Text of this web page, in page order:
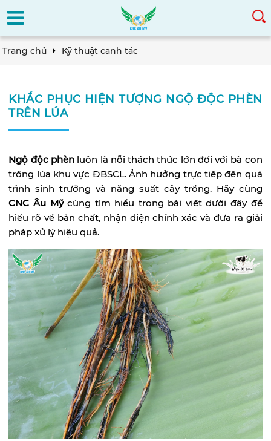
Trang chủ Kỹ thuật canh tác
KHẮC PHỤC HIỆN TƯỢNG NGỘ ĐỘC PHÈN
TRÊN LÚA
Ngộ độc phèn luôn là nỗi thách thức lớn đối với bà con
trồng lúa khu vực ĐBSCL. Ảnh hưởng trực tiếp đến quá
trình sinh trưởng và năng suất cây trồng. Hãy cùng
CNC Âu Mỹcùng tìm hiểu trong bài viết dưới đây để
hiểu rõ về bản chất, nhận diện chính xác và đưa ra giải
pháp xử lý hiệu quả.